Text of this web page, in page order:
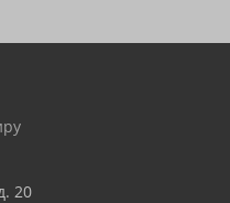
20